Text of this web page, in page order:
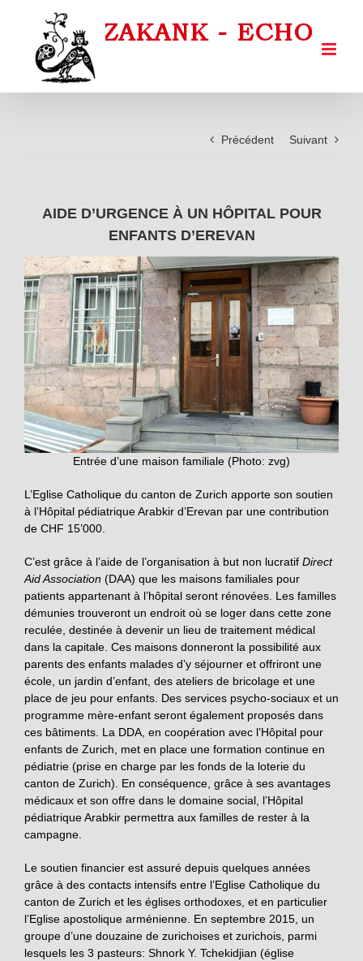
Précédent Suivant
AIDE D’URGENCE À UN HÔPITAL POUR
ENFANTS D’EREVAN
Entrée d’une maison familiale (Photo: zvg)
L’Eglise Catholique du canton de Zurich apporte son soutien
à l’Hôpital pédiatrique Arabkir d’Erevan par une contribution
de CHF 15’000.
C’est grâce à l’aide de l’organisation à but non lucratif Direct
Aid Association (DAA) que les maisons familiales pour
patients appartenant à l’hôpital seront rénovées. Les familles
démunies trouveront un endroit où se loger dans cette zone
reculée, destinée à devenir un lieu de traitement médical
dans la capitale. Ces maisons donneront la possibilité aux
parents des enfants malades d’y séjourner et offriront une
école, un jardin d’enfant, des ateliers de bricolage et une
place de jeu pour enfants. Des services psycho-sociaux et un
programme mère-enfant seront également proposés dans
ces bâtiments. La DDA, en coopération avec l’Hôpital pour
enfants de Zurich, met en place une formation continue en
pédiatrie (prise en charge par les fonds de la loterie du
canton de Zurich). En conséquence, grâce à ses avantages
médicaux et son offre dans le domaine social, l’Hôpital
pédiatrique Arabkir permettra aux familles de rester à la
campagne.
Le soutien financier est assuré depuis quelques années
grâce à des contacts intensifs entre l’Eglise Catholique du
canton de Zurich et les églises orthodoxes, et en particulier
l’Eglise apostolique arménienne. En septembre 2015, un
groupe d’une douzaine de zurichoises et zurichois, parmi
lesquels les 3 pasteurs: Shnork Y. Tchekidjian (église